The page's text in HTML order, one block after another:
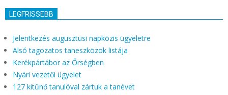
LEGFRISSEBB
Jelentkezés augusztusi napközis ügyeletre
Alsó tagozatos taneszközök listája
Kerékpártábor az Őrségben
Nyári vezetői ügyelet
127 kitűnő tanulóval zártuk a tanévet